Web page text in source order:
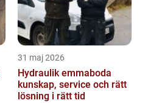
31 maj 2026
Hydraulik emmaboda
kunskap, service och rätt
lösning i rätt tid